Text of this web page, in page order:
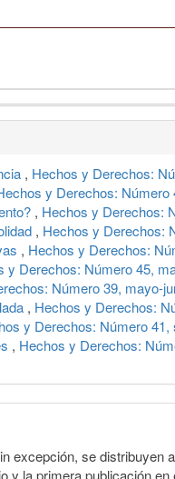
, Hechos y Derechos:
y Derechos: Número
, Hechos y Derechos:
, Hechos y Derechos:
, Hechos y Derechos:
y Derechos: Número 45,
Número 39, mayo-
, Hechos y Derechos:
y Derechos: Número
, Hechos y Derechos:
excepción, se distribuyen
y la primera publicación